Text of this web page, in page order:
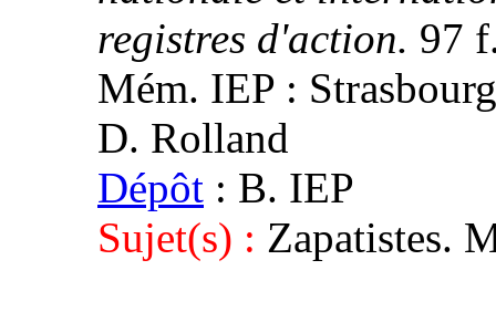
registres d'action. 97
Mém. IEP :
D. Rolland
Dépôt : B. IEP
Sujet(s) : Zapatistes.